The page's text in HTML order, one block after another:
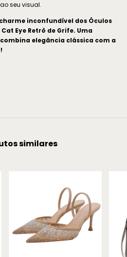
seu visual.
inconfundível dos Óculos
Eye Retrô de Grife. Uma
elegância clássica com a
similares